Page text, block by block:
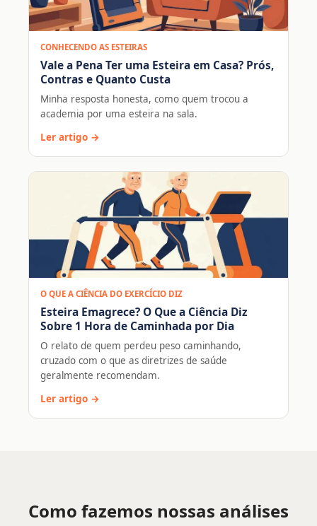
CONHECENDO AS ESTEIRAS
Vale a Pena Ter uma Esteira em Casa? Prós,
Contras e Quanto Custa
Minha resposta honesta, como quem trocou a
academia por uma esteira na sala.
Ler artigo →
O QUE A CIÊNCIA DO EXERCÍCIO DIZ
Esteira Emagrece? O Que a Ciência Diz
Sobre 1 Hora de Caminhada por Dia
O relato de quem perdeu peso caminhando,
cruzado com o que as diretrizes de saúde
geralmente recomendam.
Ler artigo →
Como fazemos nossas análises